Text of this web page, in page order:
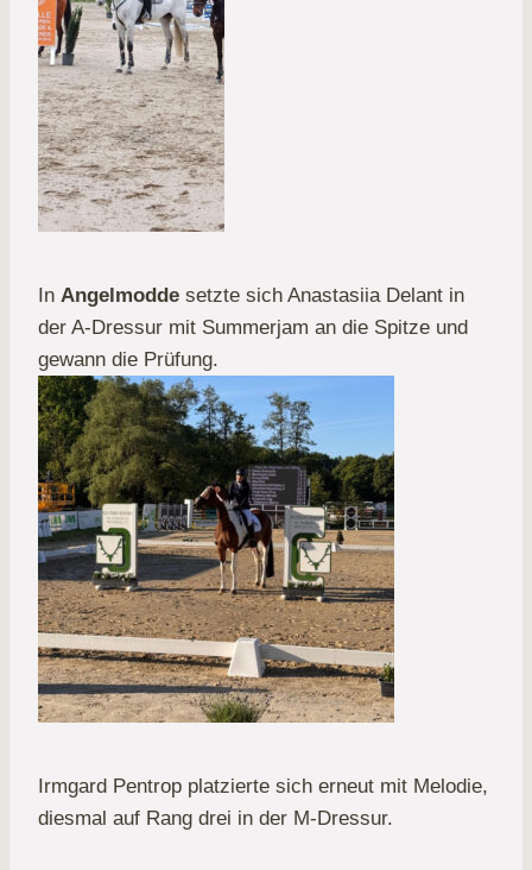
In Angelmodde setzte sich Anastasiia Delant in
der A-Dressur mit Summerjam an die Spitze und
gewann die Prüfung.
Irmgard Pentrop platzierte sich erneut mit Melodie,
diesmal auf Rang drei in der M-Dressur.